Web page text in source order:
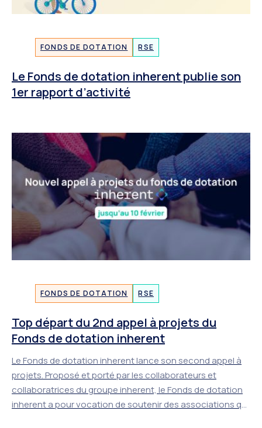
FONDS DE DOTATION RSE
Le Fonds de dotation inherent publie son
1er rapport d’activité
FONDS DE DOTATION RSE
Top départ du 2nd appel à projets du
Fonds de dotation inherent
Le Fonds de dotation inherent lance son second appel à
projets. Proposé et porté par les collaborateurs et
collaboratrices du groupe inherent, le Fonds de dotation
inherent a pour vocation de soutenir des associations qui